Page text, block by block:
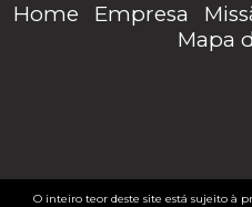
Home Empresa
Mapa
O inteiro teor deste site está sujeito à